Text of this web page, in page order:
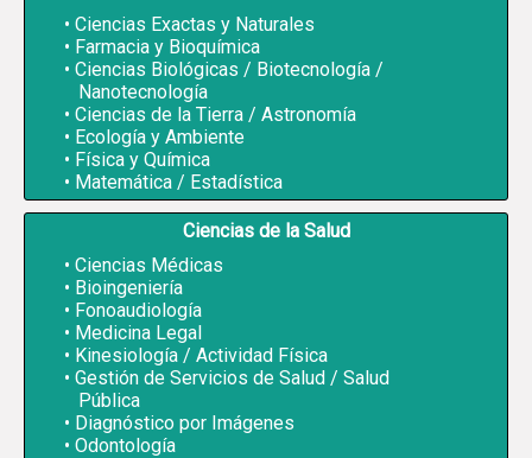
Ciencias Exactas y Naturales
Farmacia y Bioquímica
Ciencias Biológicas / Biotecnología /
Nanotecnología
Ciencias de la Tierra / Astronomía
Ecología y Ambiente
Física y Química
Matemática / Estadística
Ciencias de la Salud
Ciencias Médicas
Bioingeniería
Fonoaudiología
Medicina Legal
Kinesiología / Actividad Física
Gestión de Servicios de Salud / Salud
Pública
Diagnóstico por Imágenes
Odontología